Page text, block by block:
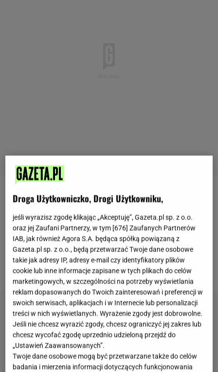
Anna Lewandowskauwielbia śniadania na słodko.
Oczywiście te w zdrowej wersji, z wykorzystaniem
składników bogatych w witaminy i minerały. Dziś
przyglądamy się dwóm propozycjom, które bez
problemu przygotujemy samodzielnie w domu.
Zasmakują całej rodzinie!
Droga Użytkowniczko, Drogi Użytkowniku,
jeśli wyrazisz zgodę klikając „Akceptuję”, Gazeta.pl sp. z o.o.
oraz jej Zaufani Partnerzy, w tym [676] Zaufanych Partnerów
IAB, jak również Agora S.A. będąca spółką powiązaną z
Gazeta.pl sp. z o.o., będą przetwarzać Twoje dane osobowe
takie jak adresy IP, adresy e-mail czy identyfikatory plików
cookie lub inne informacje zapisane w tych plikach do celów
marketingowych, w szczególności na potrzeby wyświetlania
reklam dopasowanych do Twoich zainteresowań i preferencji w
swoich serwisach, aplikacjach i w Internecie lub personalizacji
treści w nich wyświetlanych. Wyrażenie zgody jest dobrowolne.
Jeśli nie chcesz wyrazić zgody, chcesz ograniczyć jej zakres lub
chcesz wycofać zgodę uprzednio udzieloną przejdź do
„Ustawień Zaawansowanych”.
Twoje dane osobowe mogą być przetwarzane także do celów
badania i mierzenia informacji dotyczących funkcjonowania